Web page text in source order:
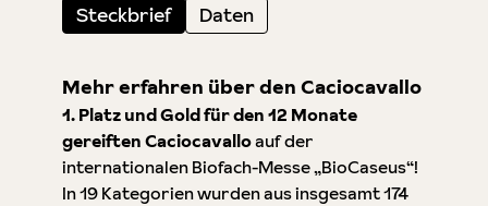
Steckbrief Daten
Mehr erfahren über den Caciocavallo
1. Platz und Gold für den 12 Monate
gereiften Caciocavalloauf der
internationalen Biofach-Messe „BioCaseus“!
In 19 Kategorien wurden aus insgesamt 174